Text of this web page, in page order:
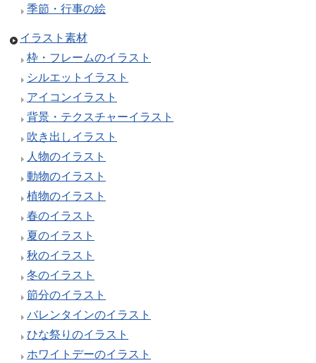
季節・行事の絵
イラスト素材
枠・フレームのイラスト
シルエットイラスト
アイコンイラスト
背景・テクスチャーイラスト
吹き出しイラスト
人物のイラスト
動物のイラスト
植物のイラスト
春のイラスト
夏のイラスト
秋のイラスト
冬のイラスト
節分のイラスト
バレンタインのイラスト
ひな祭りのイラスト
ホワイトデーのイラスト